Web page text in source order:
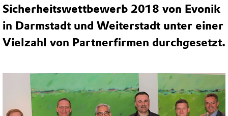
Sicherheitswettbewerb 2018 von Evonik
in Darmstadt und Weiterstadt unter einer
Vielzahl von Partnerfirmen durchgesetzt.